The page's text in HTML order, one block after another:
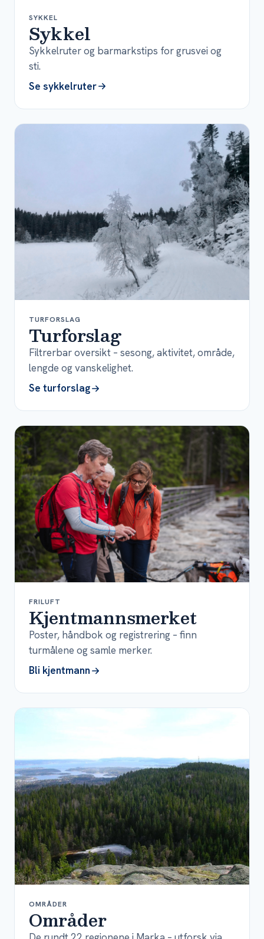
SYKKEL
Sykkel
Sykkelruter og barmarkstips for grusvei og
sti.
Se sykkelruter
TURFORSLAG
Turforslag
Filtrerbar oversikt – sesong, aktivitet, område,
lengde og vanskelighet.
Se turforslag
FRILUFT
Kjentmannsmerket
Poster, håndbok og registrering – finn
turmålene og samle merker.
Bli kjentmann
OMRÅDER
Områder